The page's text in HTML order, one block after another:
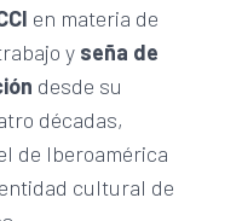
en materia de
y seña de
desde su
décadas,
de Iberoamérica
cultural de